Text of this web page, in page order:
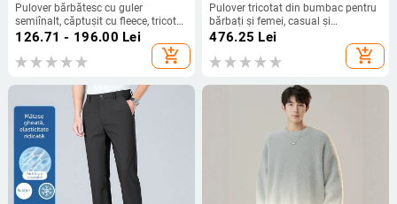
Pulover bărbătesc cu guler
semiînalt, căptușit cu fleece, tricot
jacquard, croială lejeră, mâneci
126.71 - 196.00 Lei
add_shopping_cart
Pulover tricotat din bumbac pentru
bărbați și femei, casual și
confortabil, croială slim, guler
rotund, subțire, tiv ribat, model
B0307
476.25 Lei
add_shopping_cart